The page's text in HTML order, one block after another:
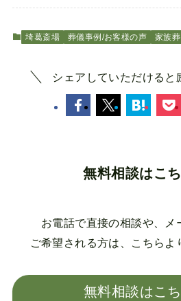
埼葛斎場 葬儀事例/お客様の声 家族葬
シェアしていただけると
無料相談はこ
お電話で直接の相談や、メ
ご希望される方は、こちらよ
無料相談はこ